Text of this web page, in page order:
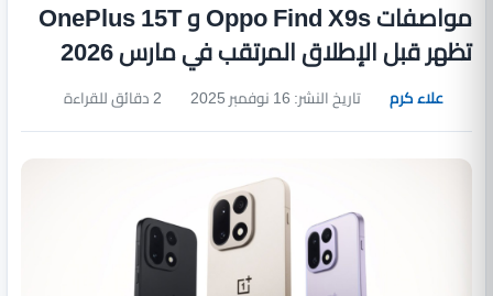
مواصفات Oppo Find X9s و OnePlus 15T
تظهر قبل الإطلاق المرتقب في مارس 2026
علاء كرم تاريخ النشر: 16 نوفمبر 2025